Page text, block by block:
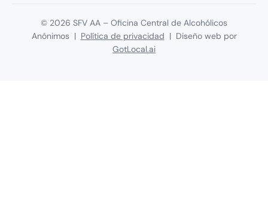
© 2026 SFV AA – Oficina Central de Alcohólicos
Anónimos | Política de privacidad | Diseño web por
GotLocal.ai